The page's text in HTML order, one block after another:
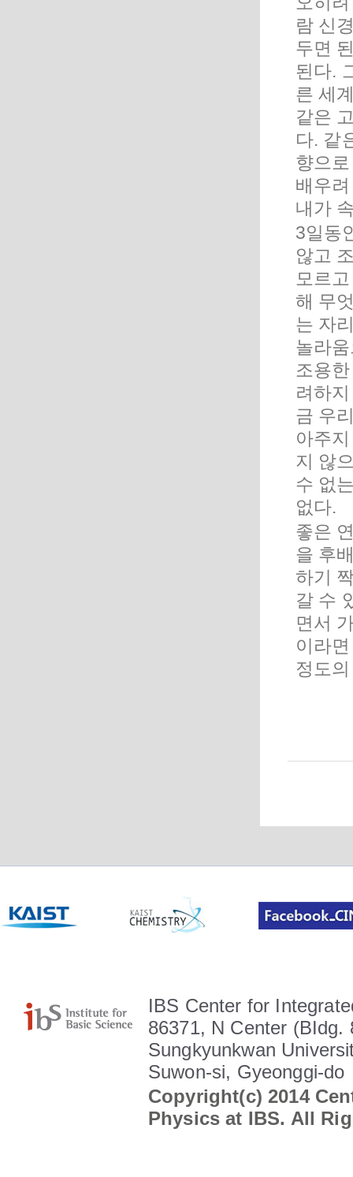
람 신
두면
된다.
른 세
같은
다. 같
향으
배우
내가
3일동
않고
모르
해 무
는 자
놀라
조용
려하
금 우
아주
지 않
수 없
없다.
좋은
을 후
하기
갈 수
면서
이라
정도
IBS Center for
86371, N Center (BIdg.
Sungkyunkwan
Suwon-si, Gyeonggi-do
Copyright(c) 2014
Physics at IBS. All